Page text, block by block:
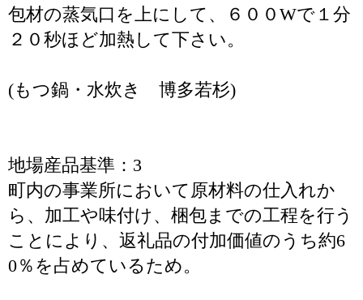
包材の蒸気口を上にして、６００Wで１分
２０秒ほど加熱して下さい。
(もつ鍋・水炊き 博多若杉)
地場産品基準：3
町内の事業所において原材料の仕入れか
ら、加工や味付け、梱包までの工程を行う
ことにより、返礼品の付加価値のうち約6
0％を占めているため。